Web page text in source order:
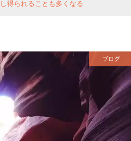
得られることも多くなる
ブログ